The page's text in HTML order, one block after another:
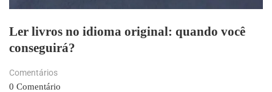
Ler livros no idioma original: quando você
conseguirá?
Comentários
0 Comentário